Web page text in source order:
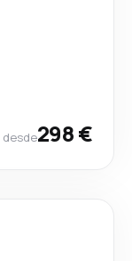
desde298 €